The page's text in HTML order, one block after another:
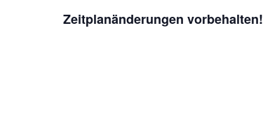
Zeitplanänderungen vorbehalten!